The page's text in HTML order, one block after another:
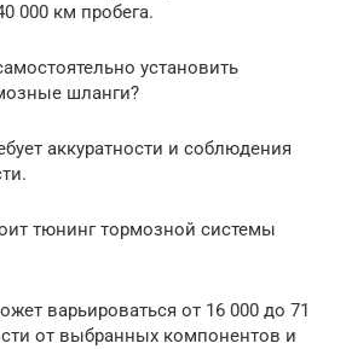
000 км пробега.
установить
шланги?
аккуратности и соблюдения
тюнинг тормозной системы
варьироваться от 16 000 до 71
от выбранных компонентов и